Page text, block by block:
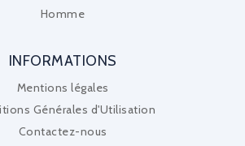
Homme
INFORMATIONS
Mentions légales
Générales d'Utilisation
Contactez-nous